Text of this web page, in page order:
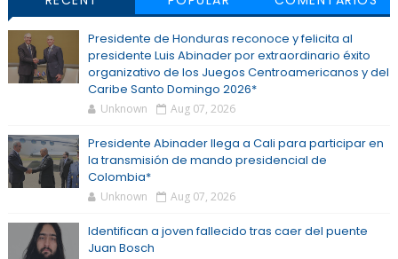
Presidente de Honduras reconoce y felicita al
presidente Luis Abinader por extraordinario éxito
organizativo de los Juegos Centroamericanos y del
Caribe Santo Domingo 2026*
Unknown Aug 07, 2026
Presidente Abinader llega a Cali para participar en
la transmisión de mando presidencial de
Colombia*
Unknown Aug 07, 2026
Identifican a joven fallecido tras caer del puente
Juan Bosch